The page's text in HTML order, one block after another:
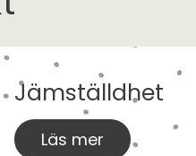
Jämställdhet
Läs mer